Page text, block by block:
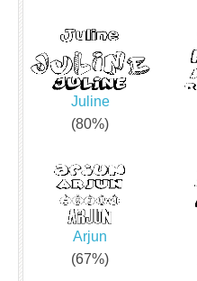
Juline
(80%)
Arjun
(67%)